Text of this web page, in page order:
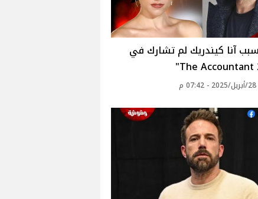
آنا كيندريك لم تشارك في